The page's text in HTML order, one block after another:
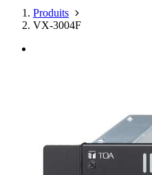
Produits
VX-3004F